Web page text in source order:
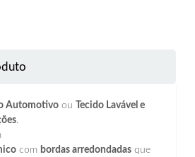
Automotivoou
Tecido Lavável e
.
com bordas arredondadasque